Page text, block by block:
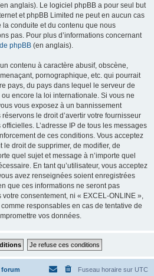
anglais). Le logiciel phpBB a pour seul but
et phpBB Limited ne peut en aucun cas
conduite et du contenu que nous
pas. Pour plus d’informations concernant
phpBB (en anglais).
contenu à caractère abusif, obscène,
pornographique, etc. qui pourrait
pays, du pays dans lequel le serveur de
encore la loi internationale. Si vous ne
vous exposez à un bannissement
le droit d’avertir votre fournisseur
L’adresse IP de tous les messages
de ces conditions. Vous acceptez
le droit de supprimer, de modifier, de
quel sujet et message à n’importe quel
En tant qu’utilisateur, vous acceptez
avez renseignées soient enregistrées
que ces informations ne seront pas
consentement, ni « EXCEL-ONLINE »,
responsables en cas de tentative de
vos données.
Fuseau horaire sur UTC